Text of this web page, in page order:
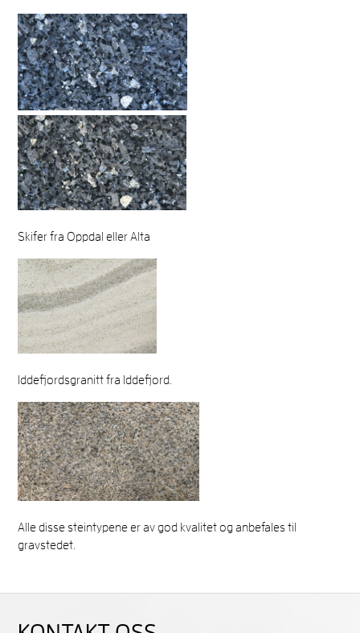
Skifer fra Oppdal eller Alta
Iddefjordsgranitt fra Iddefjord.
Alle disse steintypene er av god kvalitet og anbefales til
gravstedet.